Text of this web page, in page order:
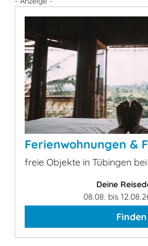
Ferienwohnungen &
freie Objekte in Tübingen
Deine
08.08. bis
Finden